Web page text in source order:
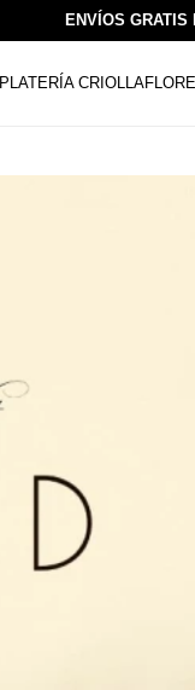
ENVÍOS GRATIS
PLATERÍA CRIOLLA